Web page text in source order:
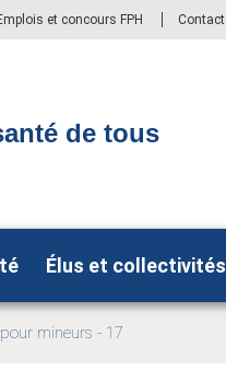
et concours FPH Contact
de tous
Élus et collectivités
mineurs - 17